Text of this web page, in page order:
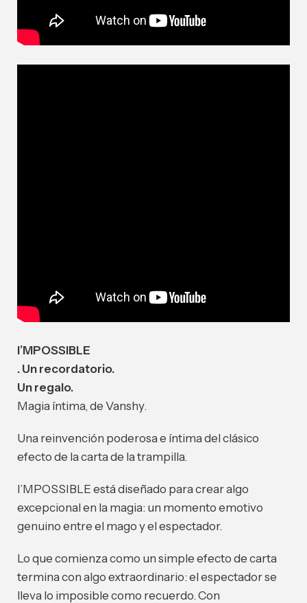
I’MPOSSIBLE
. Un recordatorio.
Un regalo.
Magia íntima, de Vanshy.
Una reinvención poderosa e íntima del clásico
efecto de la carta de la trampilla.
I’MPOSSIBLE está diseñado para crear algo
excepcional en la magia: un momento emotivo
genuino entre el mago y el espectador.
Lo que comienza como un simple efecto de carta
termina con algo extraordinario: el espectador se
lleva lo imposible como recuerdo. Con